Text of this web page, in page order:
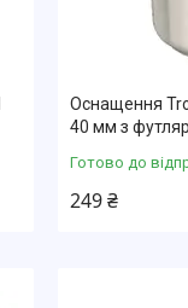
Оснащення
40 мм з
Готово до
249 ₴